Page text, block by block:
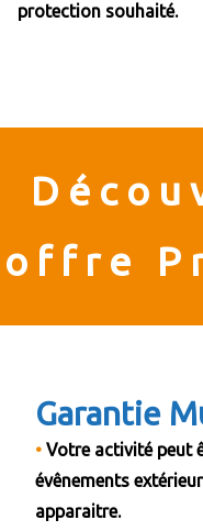
protection souhaité.
offre
Garantie
• Votre activité peut
évênements
apparaitre.